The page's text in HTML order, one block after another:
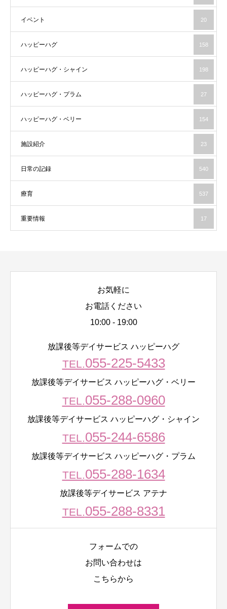
イベント 20
ハッピーハグ 158
ハッピーハグ・シャイン 198
ハッピーハグ・プラム 27
ハッピーハグ・ベリー 154
施設紹介 23
日常の記録 540
療育 537
重要情報 17
お気軽に
お電話ください
10:00 - 19:00
放課後等デイサービス ハッピーハグ
TEL.055-225-5433
放課後等デイサービス ハッピーハグ・ベリー
TEL.055-288-0960
放課後等デイサービス ハッピーハグ・シャイン
TEL.055-244-6586
放課後等デイサービス ハッピーハグ・プラム
TEL.055-288-1634
放課後等デイサービス アテナ
TEL.055-288-8331
フォームでの
お問い合わせは
こちらから